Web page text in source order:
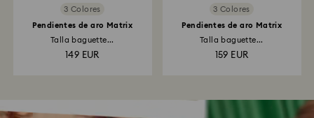
3 Colores
Pendientes de aro Matrix
Talla baguette...
149 EUR
3 Colores
Pendientes de aro Matrix
Talla baguette...
159 EUR